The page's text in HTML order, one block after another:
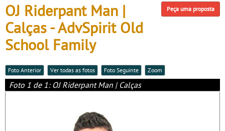
Peça uma proposta
OJ Riderpant Man |
Calças - AdvSpirit Old
School Family
Foto Anterior Ver todas as fotos Foto Seguinte Zoom
Foto 1 de 1: OJ Riderpant Man | Calças